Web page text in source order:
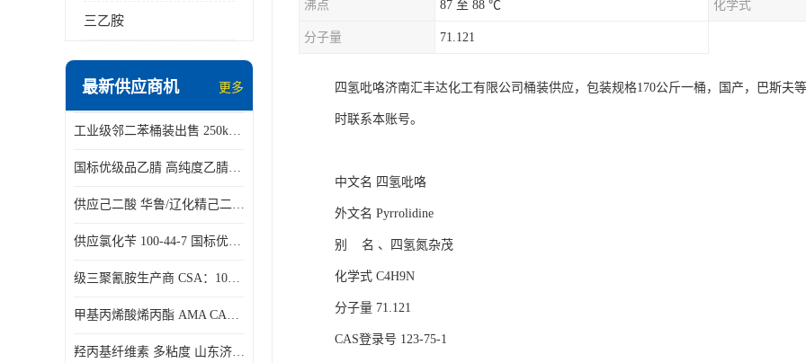
三乙胺
最新供应商机 更多
工业级邻二苯桶装出售 250kg/桶 95-50-1
国标优级品乙腈 高纯度乙腈桶装现货160kg桶
供应己二酸 华鲁/辽化精己二酸 大包装可分小包装现货
供应氯化苄 100-44-7 国标优等品苄基氯 一桶起发
级三聚氰胺生产商 CSA：108-78-1 济南发货
甲基丙烯酸烯丙酯 AMA CAS：96-05-9
羟丙基纤维素 多粘度 山东济南仓库发货
沸点 87 至 88 ℃ 化学式
分子量 71.121
四氢吡咯济南汇丰达化工有限公司桶装供应，包装规格170公斤一桶，国产，巴斯夫
时联系本账号。
中文名 四氢吡咯
外文名 Pyrrolidine
别 名 、四氢氮杂茂
化学式 C4H9N
分子量 71.121
CAS登录号 123-75-1